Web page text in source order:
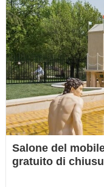
Salone del
gratuito di